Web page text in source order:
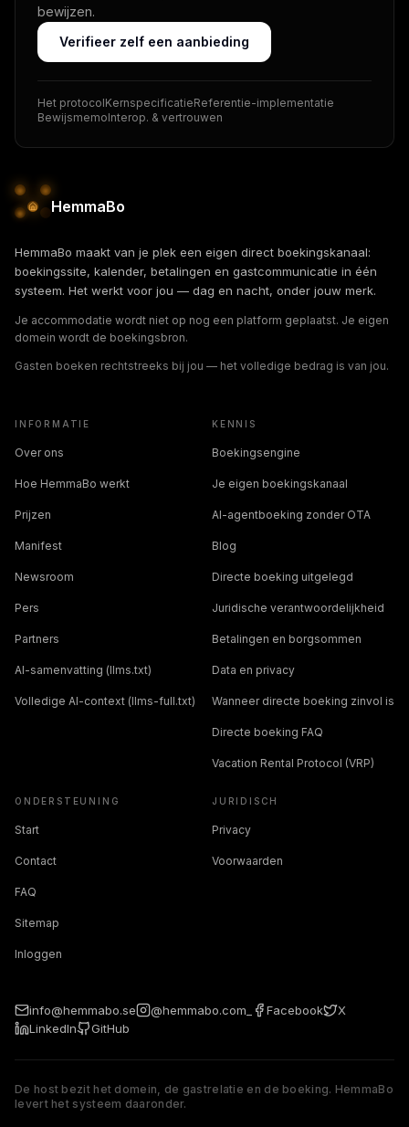
bewijzen.
Verifieer zelf een aanbieding
Het protocolKernspecificatieReferentie-implementatie
BewijsmemoInterop. & vertrouwen
HemmaBo
HemmaBo maakt van je plek een eigen direct boekingskanaal:
boekingssite, kalender, betalingen en gastcommunicatie in één
systeem. Het werkt voor jou — dag en nacht, onder jouw merk.
Je accommodatie wordt niet op nog een platform geplaatst. Je eigen
domein wordt de boekingsbron.
Gasten boeken rechtstreeks bij jou — het volledige bedrag is van jou.
INFORMATIE
Over ons
Hoe HemmaBo werkt
Prijzen
Manifest
Newsroom
Pers
Partners
AI-samenvatting (llms.txt)
Volledige AI-context (llms-full.txt)
KENNIS
Boekingsengine
Je eigen boekingskanaal
AI-agentboeking zonder OTA
Blog
Directe boeking uitgelegd
Juridische verantwoordelijkheid
Betalingen en borgsommen
Data en privacy
Wanneer directe boeking zinvol is
Directe boeking FAQ
Vacation Rental Protocol (VRP)
ONDERSTEUNING
Start
Contact
FAQ
Sitemap
Inloggen
JURIDISCH
Privacy
Voorwaarden
info@hemmabo.se @hemmabo.com_ Facebook
X
LinkedIn
GitHub
De host bezit het domein, de gastrelatie en de boeking. HemmaBo
levert het systeem daaronder.